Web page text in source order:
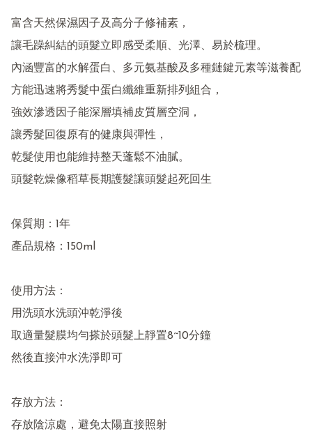
富含天然保濕因子及高分子修補素，
讓毛躁糾結的頭髮立即感受柔順、光澤、易於梳理。
內涵豐富的水解蛋白、多元氨基酸及多種鏈鍵元素等滋養配
方能迅速將秀髮中蛋白纖維重新排列組合，
強效滲透因子能深層填補皮質層空洞，
讓秀髮回復原有的健康與彈性，
乾髮使用也能維持整天蓬鬆不油膩。
頭髮乾燥像稻草長期護髮讓頭髮起死回生
保質期：1年
產品規格：150ml
使用方法：
用洗頭水洗頭沖乾淨後
取適量髮膜均勻搽於頭髮上靜置8~10分鐘
然後直接沖水洗淨即可
存放方法：
存放陰涼處，避免太陽直接照射